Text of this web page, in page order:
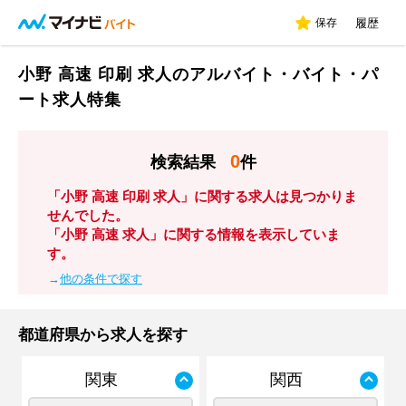
保存 履歴
小野 高速 印刷 求人のアルバイト・バイト・パ
ート求人特集
検索結果 0件
「小野 高速 印刷 求人」に関する求人は見つかりま
せんでした。
「小野 高速 求人」に関する情報を表示していま
す。
→他の条件で探す
都道府県から求人を探す
関東 関西